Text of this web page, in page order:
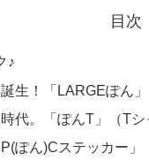
目次
♪
生！「LARGEぽん
代。「ぽんT」（T
ぽん)Cステッカー